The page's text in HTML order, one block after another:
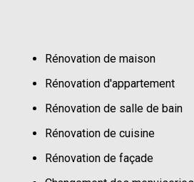
Rénovation de maison
Rénovation d'appartement
Rénovation de salle de bain
Rénovation de cuisine
Rénovation de façade